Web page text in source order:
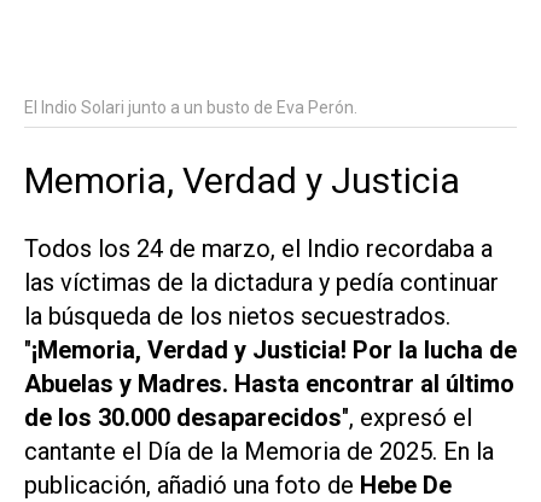
El Indio Solari junto a un busto de Eva Perón.
Memoria, Verdad y Justicia
Todos los 24 de marzo, el Indio recordaba a
las víctimas de la dictadura y pedía continuar
la búsqueda de los nietos secuestrados.
"¡Memoria, Verdad y Justicia! Por la lucha de
Abuelas y Madres. Hasta encontrar al último
de los 30.000 desaparecidos", expresó el
cantante el Día de la Memoria de 2025. En la
publicación, añadió una foto de Hebe De